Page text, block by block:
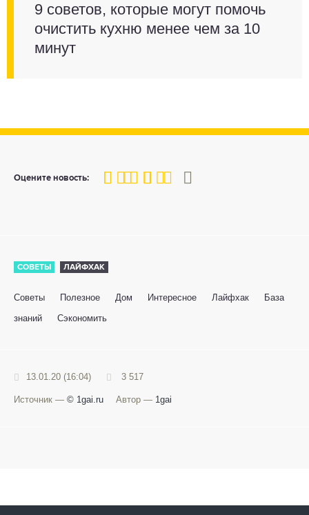
9 советов, которые могут помочь
очистить кухню менее чем за 10
минут
Оцените новость:
80
1 2 3 4 5
СОВЕТЫ ЛАЙФХАК
Советы Полезное Дом Интересное Лайфхак
База
знаний
Сэкономить
13.01.20 (16:04) 3 517
Источник — © 1gai.ru Автор — 1gai